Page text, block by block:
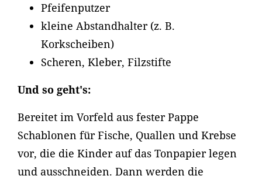
Pfeifenputzer
kleine Abstandhalter (z. B.
Korkscheiben)
Scheren, Kleber, Filzstifte
Und so geht's:
Bereitet im Vorfeld aus fester Pappe
Schablonen für Fische, Quallen und Krebse
vor, die die Kinder auf das Tonpapier legen
und ausschneiden. Dann werden die